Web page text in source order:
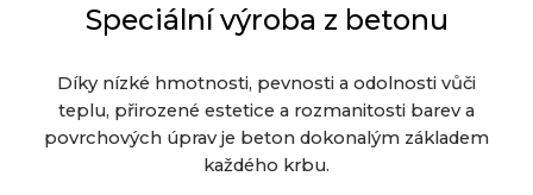
Speciální výroba z betonu
Díky nízké hmotnosti, pevnosti a odolnosti vůči
teplu, přirozené estetice a rozmanitosti barev a
povrchových úprav je beton dokonalým základem
každého krbu.